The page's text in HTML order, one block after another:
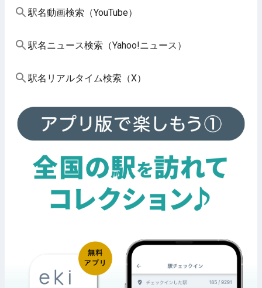
駅名動画検索（YouTube）
駅名ニュース検索（Yahoo!ニュース）
駅名リアルタイム検索（X）